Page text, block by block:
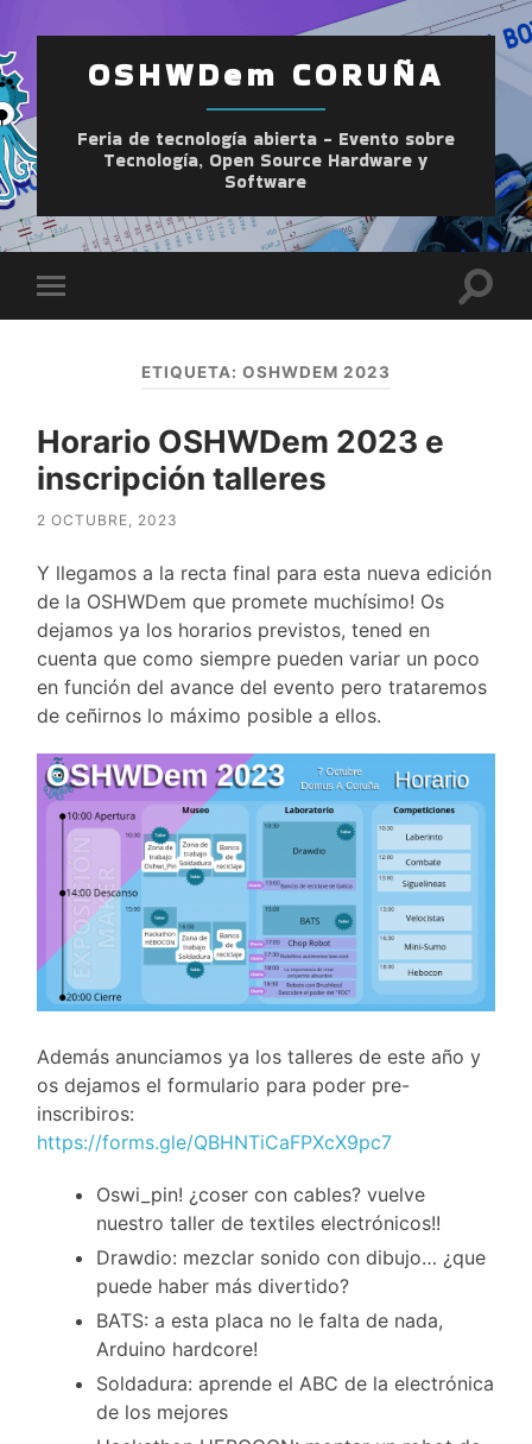
OSHWDem CORUÑA
Feria de tecnología abierta - Evento sobre
Tecnología, Open Source Hardware y
Software
el
ETIQUETA: OSHWDEM 2023
Horario OSHWDem 2023 e
inscripción talleres
2 OCTUBRE, 2023
Y llegamos a la recta final para esta nueva edición
de la OSHWDem que promete muchísimo! Os
dejamos ya los horarios previstos, tened en
cuenta que como siempre pueden variar un poco
en función del avance del evento pero trataremos
de ceñirnos lo máximo posible a ellos.
Además anunciamos ya los talleres de este año y
os dejamos el formulario para poder pre-
inscribiros:
https://forms.gle/QBHNTiCaFPXcX9pc7
Oswi_pin! ¿coser con cables? vuelve
nuestro taller de textiles electrónicos!!
Drawdio: mezclar sonido con dibujo… ¿que
puede haber más divertido?
BATS: a esta placa no le falta de nada,
Arduino hardcore!
Soldadura: aprende el ABC de la electrónica
de los mejores